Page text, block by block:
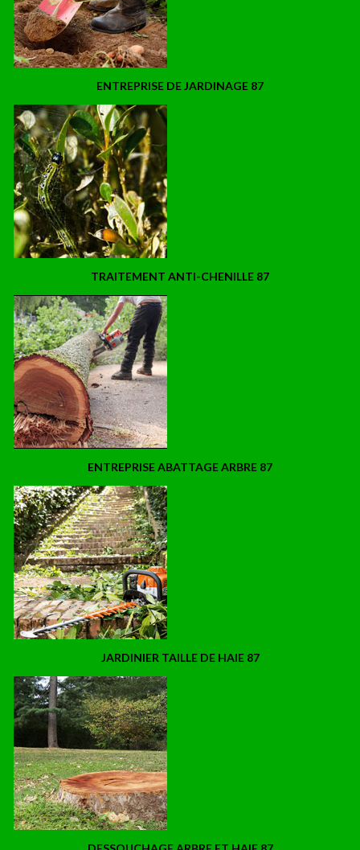
ENTREPRISE DE JARDINAGE 87
TRAITEMENT ANTI-CHENILLE 87
ENTREPRISE ABATTAGE ARBRE 87
JARDINIER TAILLE DE HAIE 87